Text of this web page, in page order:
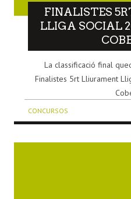
FINALISTES
LLIGA SOCIAL
La classificació final
Finalistes 5rt Lliurament
CONCURSOS